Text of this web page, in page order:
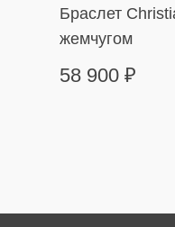
Браслет
жемчугом
58 900 ₽